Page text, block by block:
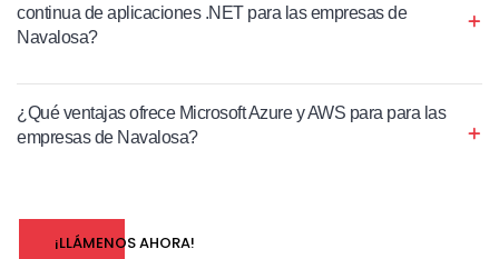
continua de aplicaciones .NET para las empresas de
Navalosa?
¿Qué ventajas ofrece Microsoft Azure y AWS para para las
empresas de Navalosa?
¡LLÁMENOS AHORA!